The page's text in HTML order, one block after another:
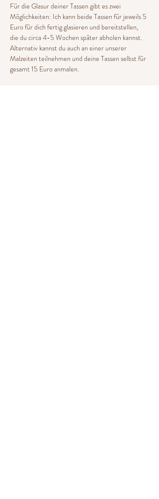
Für die Glasur deiner Tassen gibt es zwei
Möglichkeiten: Ich kann beide Tassen für jeweils 5
Euro für dich fertig glasieren und bereitstellen,
die du circa 4-5 Wochen später abholen kannst.
Alternativ kannst du auch an einer unserer
Malzeiten teilnehmen und deine Tassen selbst für
gesamt 15 Euro anmalen.